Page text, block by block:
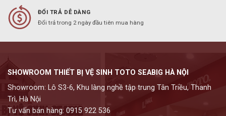
ĐỔI TRẢ DỄ DÀNG
Đổi trả trong 2 ngày đầu tiên mua hàng
SHOWROOM THIẾT BỊ VỆ SINH TOTO SEABIG HÀ NỘI
Showroom: Lô S3-6, Khu làng nghề tập trung Tân Triều, Thanh
Trì, Hà Nội
Tư vấn bán hàng: 0915 922 536